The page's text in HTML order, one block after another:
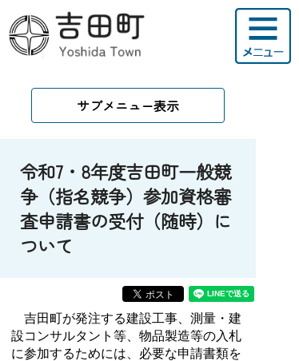
サブメニュー表示
令和7・8年度吉田町一般競
争（指名競争）参加資格審
査申請書の受付（随時）に
ついて
吉田町が発注する建設工事、測量・建
設コンサルタント等、物品製造等の入札
に参加するためには、必要な申請書類を